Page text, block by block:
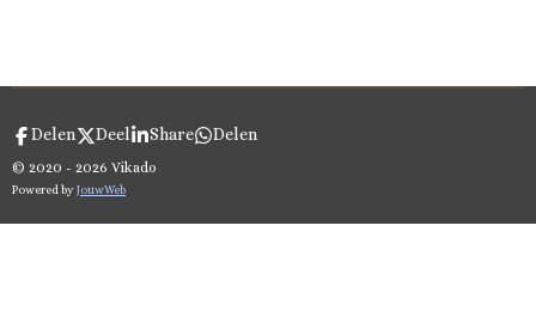
Delen Deel Share Delen
© 2020 - 2026 Vikado
Powered byJouwWeb